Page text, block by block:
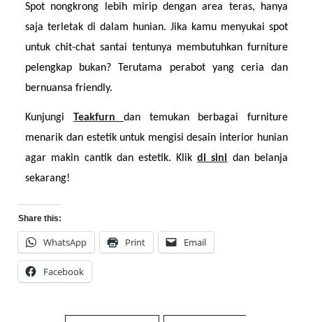
Spot nongkrong lebih mirip dengan area teras, hanya
saja terletak di dalam hunian. Jika kamu menyukai spot
untuk chit-chat santai tentunya membutuhkan furniture
pelengkap bukan? Terutama perabot yang ceria dan
bernuansa friendly.
Kunjungi Teakfurn dan temukan berbagai furniture
menarik dan estetik untuk mengisi desain interior hunian
agar makin cantik dan estetik. Klik di sini dan belanja
sekarang!
Share this:
WhatsApp Print Email
Facebook